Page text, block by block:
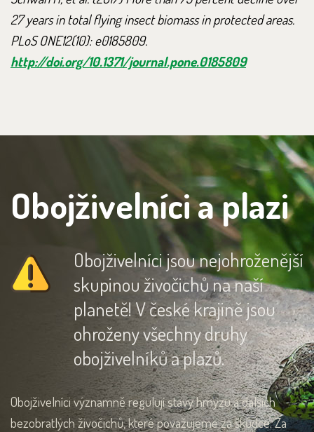
27 years in total flying insect biomass in protected areas.
PLoS ONE12(10): e0185809.
http://doi.org/10.1371/journal.pone.0185809
Obojživelníci a plazi
Obojživelníci jsou nejohroženější
skupinou živočichů na naší
planetě! V české krajině jsou
ohroženy všechny druhy
obojživelníků a plazů.
Obojživelníci významně regulují stavy hmyzu a dalších
bezobratlých živočichů, které považujeme za škůdce. Za